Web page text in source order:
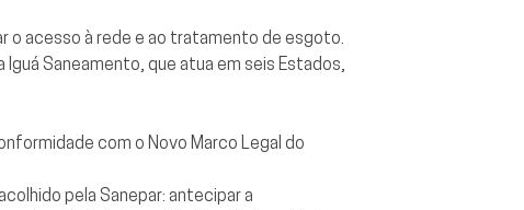
o acesso à rede e ao tratamento de esgoto.
Saneamento, que atua em seis Estados,
com o Novo Marco Legal do
pela Sanepar: antecipar a